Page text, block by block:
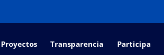
Proyectos Transparencia Participa